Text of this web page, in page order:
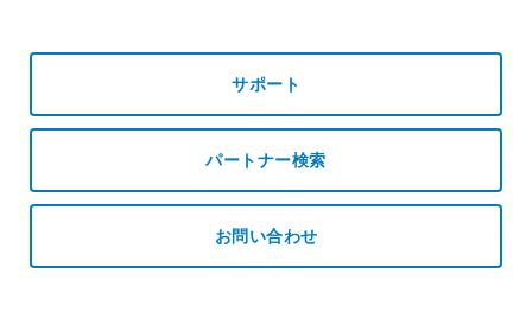
サポート
パートナー検索
お問い合わせ